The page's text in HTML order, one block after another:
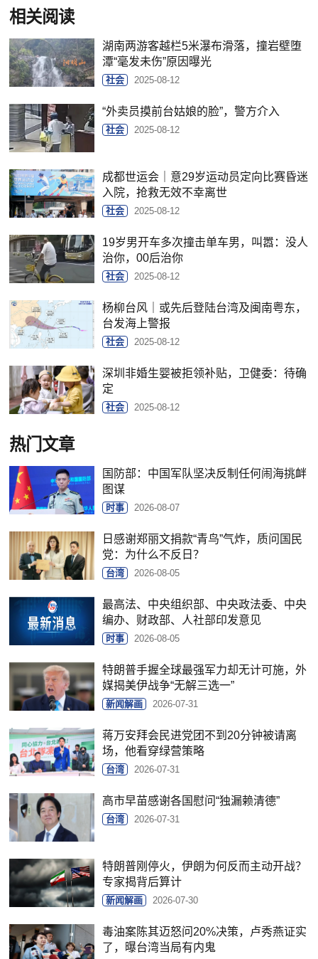
相关阅读
湖南两游客越栏5米瀑布滑落，撞岩壁堕
潭“毫发未伤”原因曝光
社会 2025-08-12
“外卖员摸前台姑娘的脸”，警方介入
社会 2025-08-12
成都世运会｜意29岁运动员定向比赛昏迷
入院，抢救无效不幸离世
社会 2025-08-12
19岁男开车多次撞击单车男，叫嚣：没人
治你，00后治你
社会 2025-08-12
杨柳台风｜或先后登陆台湾及闽南粤东，
台发海上警报
社会 2025-08-12
深圳非婚生婴被拒领补贴，卫健委：待确
定
社会 2025-08-12
热门文章
国防部：中国军队坚决反制任何闹海挑衅
图谋
时事 2026-08-07
日感谢郑丽文捐款“青鸟”气炸，质问国民
党：为什么不反日？
台湾 2026-08-05
最高法、中央组织部、中央政法委、中央
编办、财政部、人社部印发意见
时事 2026-08-05
特朗普手握全球最强军力却无计可施，外
媒揭美伊战争“无解三选一”
新闻解画 2026-07-31
蒋万安拜会民进党团不到20分钟被请离
场，他看穿绿营策略
台湾 2026-07-31
高市早苗感谢各国慰问“独漏赖清德”
台湾 2026-07-31
特朗普刚停火，伊朗为何反而主动开战？
专家揭背后算计
新闻解画 2026-07-30
毒油案陈其迈怒问20%决策，卢秀燕证实
了，曝台湾当局有内鬼